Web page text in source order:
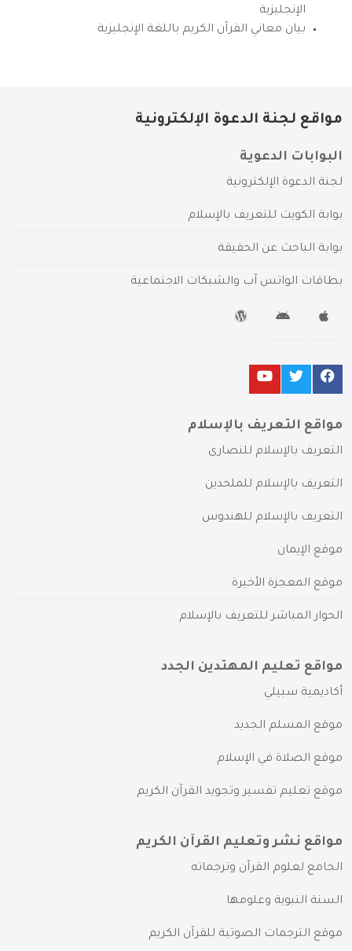
الإنجليزية
بيان معاني القرآن الكريم باللغة الإنجليزية
مواقع لجنة الدعوة الإلكترونية
البوابات الدعوية
لجنة الدعوة الإلكترونية
بوابة الكويت للتعريف بالإسلام
بوابة الباحث عن الحقيقة
بطاقات الواتس آب والشبكات الاجتماعية
مواقع التعريف بالإسلام
التعريف بالإسلام للنصارى
التعريف بالإسلام للملحدين
التعريف بالإسلام للهندوس
موقع الإيمان
موقع المعجزة الأخيرة
الحوار المباشر للتعريف بالإسلام
مواقع تعليم المهتدين الجدد
أكاديمية سبيلي
موقع المسلم الجديد
موقع الصلاة في الإسلام
موقع تعليم تفسير وتجويد القرآن الكريم
مواقع نشر وتعليم القرآن الكريم
الجامع لعلوم القرآن وترجماته
السنة النبوية وعلومها
موقع الترجمات الصوتية للقرآن الكريم